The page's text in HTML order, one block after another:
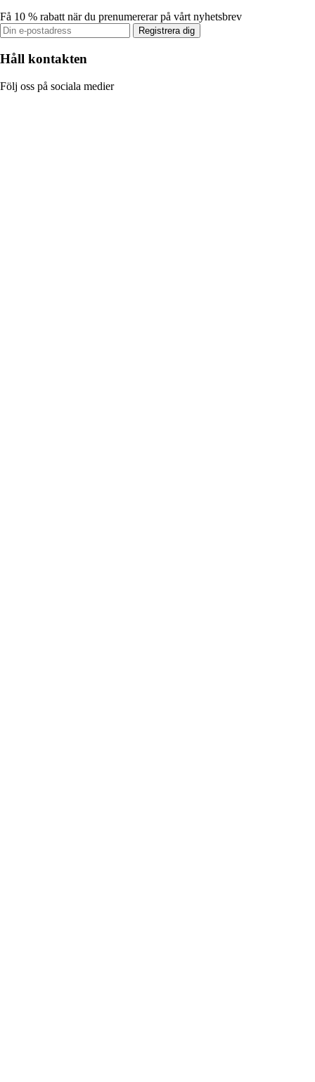
Få 10 % rabatt när du prenumererar på vårt nyhetsbrev
Registrera dig
Håll kontakten
Följ oss på sociala medier